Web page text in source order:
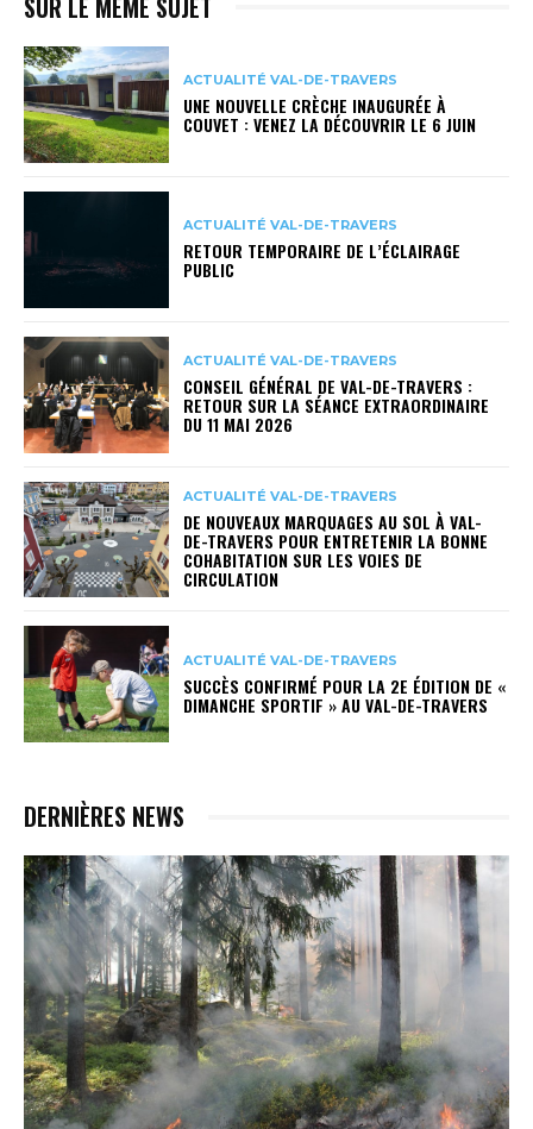
ACTUALITÉ VAL-DE-TRAVERS
UNE NOUVELLE CRÈCHE INAUGURÉE À
COUVET : VENEZ LA DÉCOUVRIR LE 6 JUIN
ACTUALITÉ VAL-DE-TRAVERS
RETOUR TEMPORAIRE DE L’ÉCLAIRAGE
PUBLIC
ACTUALITÉ VAL-DE-TRAVERS
CONSEIL GÉNÉRAL DE VAL-DE-TRAVERS :
RETOUR SUR LA SÉANCE EXTRAORDINAIRE
DU 11 MAI 2026
ACTUALITÉ VAL-DE-TRAVERS
DE NOUVEAUX MARQUAGES AU SOL À VAL-
DE-TRAVERS POUR ENTRETENIR LA BONNE
COHABITATION SUR LES VOIES DE
CIRCULATION
ACTUALITÉ VAL-DE-TRAVERS
SUCCÈS CONFIRMÉ POUR LA 2E ÉDITION DE «
DIMANCHE SPORTIF » AU VAL-DE-TRAVERS
DERNIÈRES NEWS